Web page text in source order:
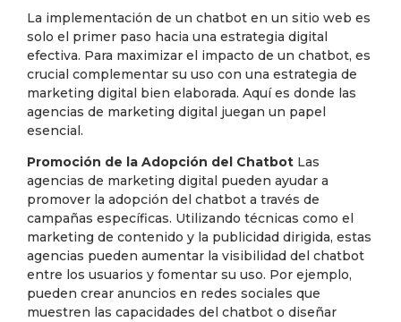
La implementación de un chatbot en un sitio web es
solo el primer paso hacia una estrategia digital
efectiva. Para maximizar el impacto de un chatbot, es
crucial complementar su uso con una estrategia de
marketing digital bien elaborada. Aquí es donde las
agencias de marketing digital juegan un papel
esencial.
Promoción de la Adopción del Chatbot Las
agencias de marketing digital pueden ayudar a
promover la adopción del chatbot a través de
campañas específicas. Utilizando técnicas como el
marketing de contenido y la publicidad dirigida, estas
agencias pueden aumentar la visibilidad del chatbot
entre los usuarios y fomentar su uso. Por ejemplo,
pueden crear anuncios en redes sociales que
muestren las capacidades del chatbot o diseñar